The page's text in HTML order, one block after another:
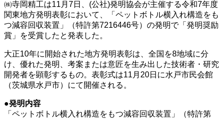
㈱寺岡精工は11月7日、(公社)発明協会が主催する令和7年度
関東地方発明表彰において、「ペットボトル横入れ構造をも
つ減容回収装置」（特許第7216446号）の発明で「発明奨励
賞」を受賞したと発表した。
大正10年に開始された地方発明表彰は、全国を8地域に分
け、優れた発明、考案または意匠を生み出した技術者・研究
開発者を顕彰するもの。表彰式は11月20日に水戸市民会館
（茨城県水戸市）にて開催される。
●発明内容
「ペットボトル横入れ構造をもつ減容回収装置」（特許第